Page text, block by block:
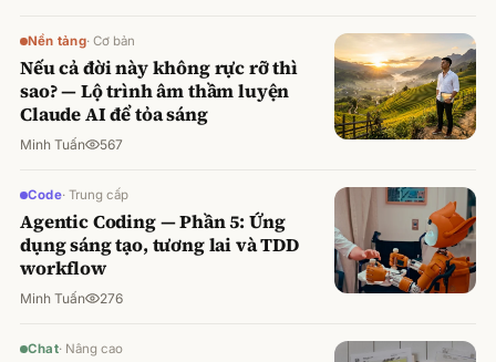
Nền tảng· Cơ bản
Nếu cả đời này không rực rỡ thì
sao? — Lộ trình âm thầm luyện
Claude AI để tỏa sáng
Minh Tuấn 567
Code· Trung cấp
Agentic Coding — Phần 5: Ứng
dụng sáng tạo, tương lai và TDD
workflow
Minh Tuấn 276
Chat· Nâng cao